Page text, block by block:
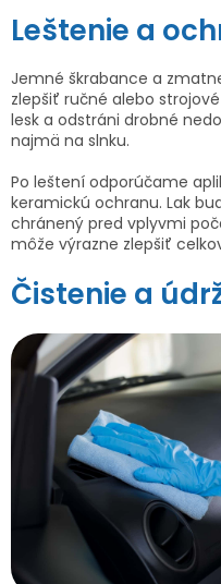
Leštenie a
Jemné škrabance a
zlepšiť ručné alebo
lesk a odstráni drobné
najmä na slnku.
Po leštení odporúčame
keramickú ochranu. Lak
chránený pred vplyvmi
môže výrazne zlepšiť
Čistenie a